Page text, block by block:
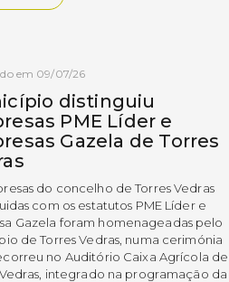
em 09/07/26
distinguiu
PME Líder e
Gazela de Torres
do concelho de Torres Vedras
com os estatutos PME Líder e
Gazela foram homenageadas pelo
de Torres Vedras, numa cerimónia
no Auditório Caixa Agrícola de
integrado na programação da